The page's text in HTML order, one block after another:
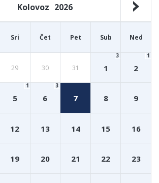
Kolovoz 2026
Sri Čet Pet Sub Ned
29 30 31 1
3
2
1
5
1
6
3
7 8 9
12 13 14 15 16
19 20 21 22 23